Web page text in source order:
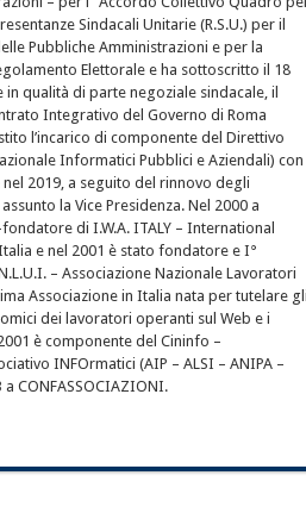
Sindacali Unitarie (R.S.U.) per il
Pubbliche Amministrazioni e per la
Elettorale e ha sottoscritto il 18
qualità di parte negoziale sindacale, il
Integrativo del Governo di Roma
l’incarico di componente del Direttivo
Informatici Pubblici e Aziendali) con
nel 2019, a seguito del rinnovo degli
la Vice Presidenza. Nel 2000 a
di I.W.A. ITALY – International
e nel 2001 è stato fondatore e I°
– Associazione Nazionale Lavoratori
Associazione in Italia nata per tutelare gli
dei lavoratori operanti sul Web e i
è componente del Cininfo –
INFOrmatici (AIP – ALSI – ANIPA –
CONFASSOCIAZIONI.